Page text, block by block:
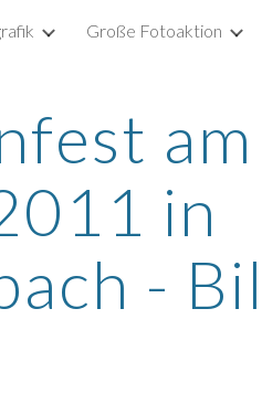
Skip to
Große Fotoaktion
am
in
-